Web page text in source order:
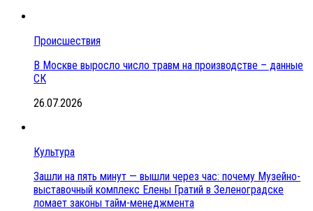
Происшествия
В Москве выросло число травм на производстве – данные
СК
26.07.2026
Культура
Зашли на пять минут — вышли через час: почему Музейно-
выставочный комплекс Елены Гратий в Зеленоградске
ломает законы тайм-менеджмента